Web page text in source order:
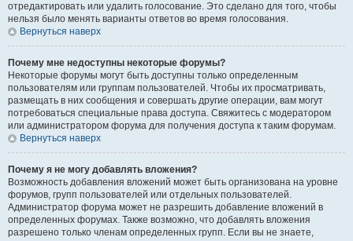
отредактировать или удалить голосование. Это сделано для того, чтобы
нельзя было менять варианты ответов во время голосования.
Вернуться наверх
Почему мне недоступны некоторые форумы?
Некоторые форумы могут быть доступны только определенным
пользователям или группам пользователей. Чтобы их просматривать,
размещать в них сообщения и совершать другие операции, вам могут
потребоваться специальные права доступа. Свяжитесь с модератором
или администратором форума для получения доступа к таким форумам.
Вернуться наверх
Почему я не могу добавлять вложения?
Возможность добавления вложений может быть организована на уровне
форумов, групп пользователей или отдельных пользователей.
Администратор форума может не разрешить добавление вложений в
определенных форумах. Также возможно, что добавлять вложения
разрешено только членам определенных групп. Если вы не знаете,